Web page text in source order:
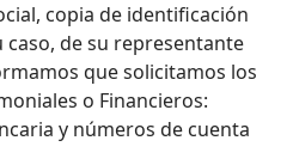
copia de identificación
caso, de su representante
que solicitamos los
o Financieros:
y números de cuenta